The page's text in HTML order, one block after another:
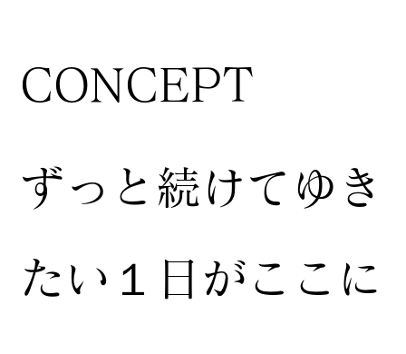
CONCEPT
ずっと続けてゆき
たい１日がここに